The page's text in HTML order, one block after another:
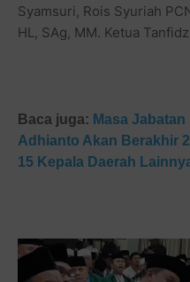
Syamsuri, Rois Syuriah
HL, SAg, MM. Ketua
Baca juga: Masa
Adhianto Akan Berakhir
15 Kepala Daerah